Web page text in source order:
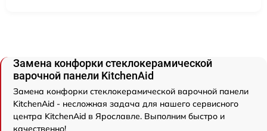
Замена конфорки стеклокерамической
варочной панели KitchenAid
Замена конфорки стеклокерамической варочной панели
KitchenAid - несложная задача для нашего сервисного
центра KitchenAid в Ярославле. Выполним быстро и
качественно!